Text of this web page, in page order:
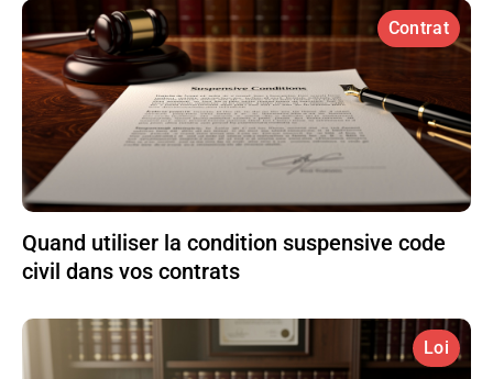
Contrat
Quand utiliser la condition suspensive code
civil dans vos contrats
Loi